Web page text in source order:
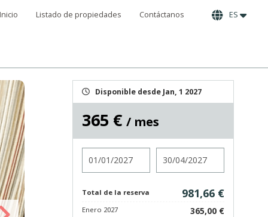
Inicio Listado de propiedades Contáctanos ES
Disponible desde Jan, 1 2027
365 € / mes
Total de la reserva 981,66 €
Enero 2027 365,00 €